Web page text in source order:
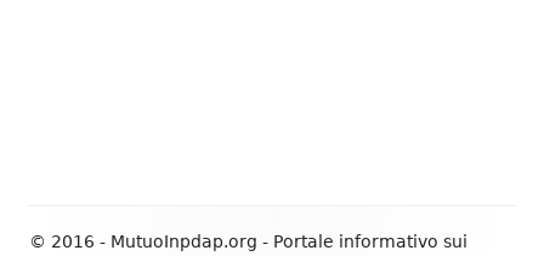
© 2016 - MutuoInpdap.org - Portale informativo sui